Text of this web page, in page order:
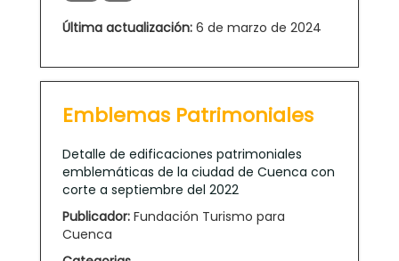
Última actualización: 6 de marzo de 2024
Emblemas Patrimoniales
Detalle de edificaciones patrimoniales
emblemáticas de la ciudad de Cuenca con
corte a septiembre del 2022
Publicador: Fundación Turismo para
Cuenca